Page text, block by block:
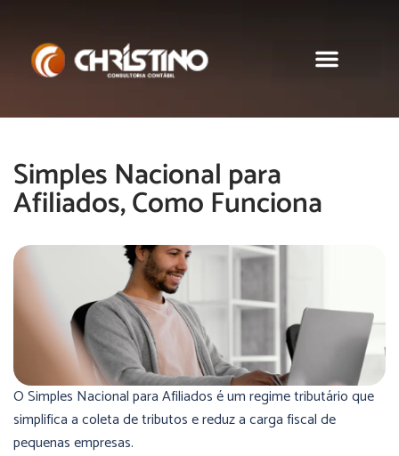
Simples Nacional para
Afiliados, Como Funciona
O Simples Nacional para Afiliados é um regime tributário que
simplifica a coleta de tributos e reduz a carga fiscal de
pequenas empresas.